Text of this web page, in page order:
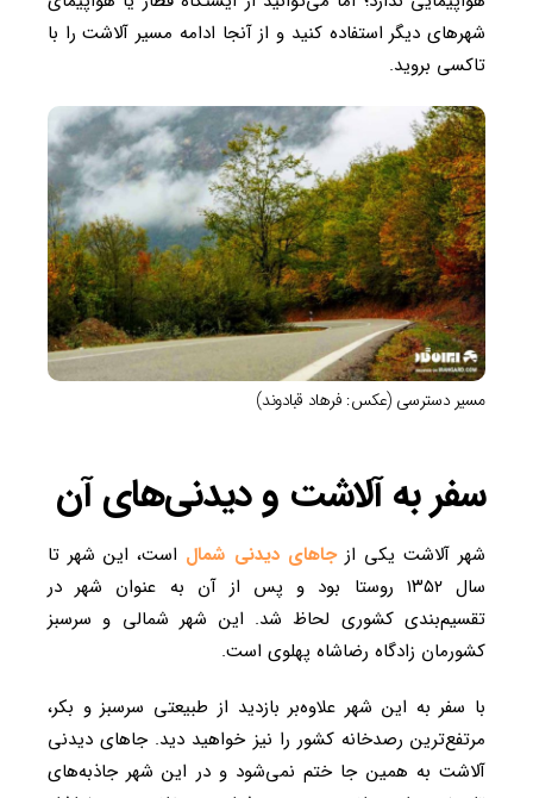
شهرهای دیگر استفاده کنید و از آنجا ادامه مسیر آلاشت را با
تاکسی بروید.
مسیر دسترسی (عکس: فرهاد قبادوند)
سفر به آلاشت و دیدنی‌های آن
شهر آلاشت یکی ازجاهای دیدنی شمال است، این شهر تا
سال ۱۳۵۲ روستا بود و پس از آن به عنوان شهر در
تقسیم‌بندی کشوری لحاظ شد. این شهر شمالی و سرسبز
کشورمان زادگاه رضاشاه پهلوی است.
با سفر به این شهر علاوه‌بر بازدید از طبیعتی سرسبز و بکر،
مرتفع‌ترین رصدخانه کشور را نیز خواهید دید. جاهای دیدنی
آلاشت به همین جا ختم نمی‌شود و در این شهر جاذبه‌های